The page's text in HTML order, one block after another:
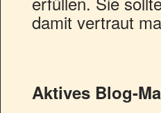
damit vertraut
Aktives Blog-